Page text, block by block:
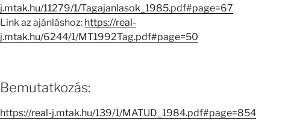
j.mtak.hu/11279/1/Tagajanlasok_1985.pdf#page=67
Link az ajánláshoz: https://real-
j.mtak.hu/6244/1/MT1992Tag.pdf#page=50
Bemutatkozás:
https://real-j.mtak.hu/139/1/MATUD_1984.pdf#page=854